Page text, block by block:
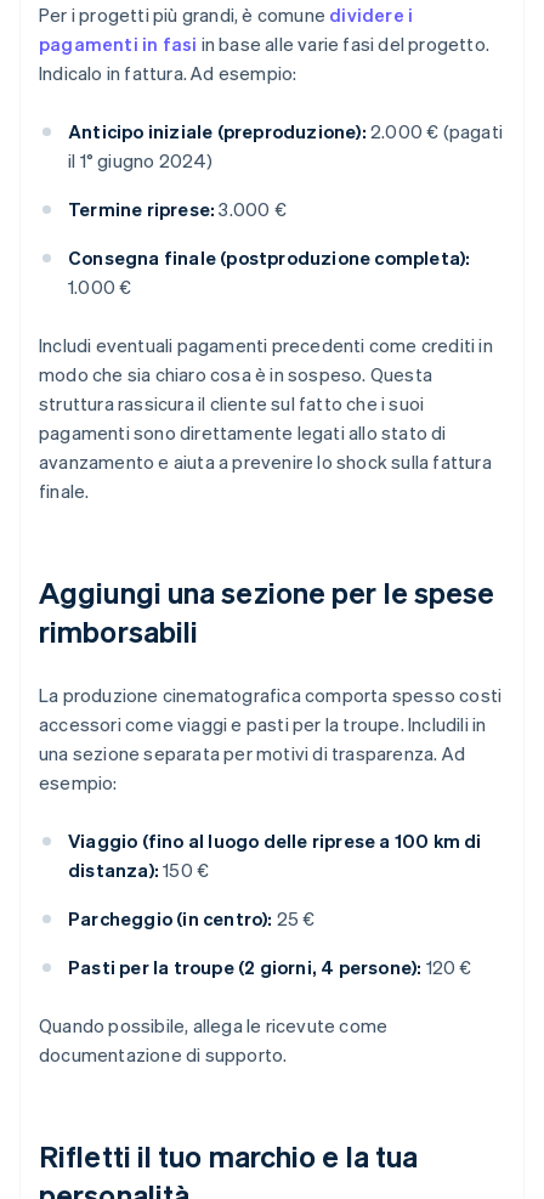
Per i progetti più grandi, è comune dividere i
pagamenti in fasi in base alle varie fasi del progetto.
Indicalo in fattura. Ad esempio:
Anticipo iniziale (preproduzione): 2.000 € (pagati
il 1° giugno 2024)
Termine riprese: 3.000 €
Consegna finale (postproduzione completa):
1.000 €
Includi eventuali pagamenti precedenti come crediti in
modo che sia chiaro cosa è in sospeso. Questa
struttura rassicura il cliente sul fatto che i suoi
pagamenti sono direttamente legati allo stato di
avanzamento e aiuta a prevenire lo shock sulla fattura
finale.
Aggiungi una sezione per le spese
rimborsabili
La produzione cinematografica comporta spesso costi
accessori come viaggi e pasti per la troupe. Includili in
una sezione separata per motivi di trasparenza. Ad
esempio:
Viaggio (fino al luogo delle riprese a 100 km di
distanza): 150 €
Parcheggio (in centro): 25 €
Pasti per la troupe (2 giorni, 4 persone): 120 €
Quando possibile, allega le ricevute come
documentazione di supporto.
Rifletti il tuo marchio e la tua